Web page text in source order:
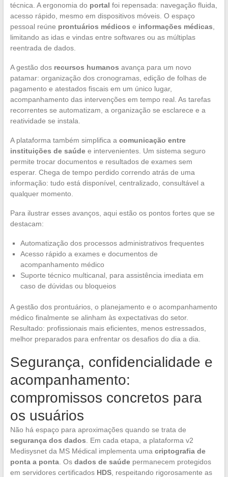
técnica. A ergonomia do portal foi repensada: navegação fluida,
acesso rápido, mesmo em dispositivos móveis. O espaço
pessoal reúne prontuários médicos e informações médicas
limitando as idas e vindas entre softwares ou as múltiplas
reentrada de dados.
A gestão dos recursos humanos avança para um novo
patamar: organização dos cronogramas, edição de folhas de
pagamento e atestados fiscais em um único lugar,
acompanhamento das intervenções em tempo real. As tarefas
recorrentes se automatizam, a organização se esclarece e a
reatividade se instala.
A plataforma também simplifica a comunicação entre
instituições de saúdee intervenientes. Um sistema seguro
permite trocar documentos e resultados de exames sem
esperar. Chega de tempo perdido correndo atrás de uma
informação: tudo está disponível, centralizado, consultável a
qualquer momento.
Para ilustrar esses avanços, aqui estão os pontos fortes que se
destacam:
Automatização dos processos administrativos frequentes
Acesso rápido a exames e documentos de
acompanhamento médico
Suporte técnico multicanal, para assistência imediata em
caso de dúvidas ou bloqueios
A gestão dos prontuários, o planejamento e o acompanhamento
médico finalmente se alinham às expectativas do setor.
Resultado: profissionais mais eficientes, menos estressados,
melhor preparados para enfrentar os desafios do dia a dia.
Segurança, confidencialidade e
acompanhamento:
compromissos concretos para
os usuários
Não há espaço para aproximações quando se trata de
segurança dos dados . Em cada etapa, a plataforma v2
Medisysnet da MS Médical implementa uma criptografia de
ponta a ponta. Os dados de saúdepermanecem protegidos
em servidores certificados HDS, respeitando rigorosamente as